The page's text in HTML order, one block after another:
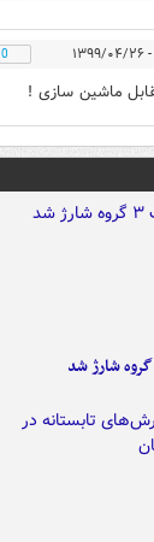
0
ماشین سازی !